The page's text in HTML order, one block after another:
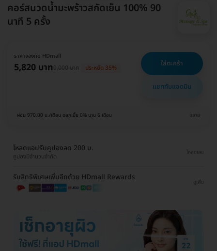
คอร์สนวดน้ำมะพร้าวสกัดเย็น 100% 90
นาที 5 ครั้ง
ราคาจองกับ HDmall
5,820 บาท9,000 บาท ประหยัด 35% ใส่ตะกร้า
แชทกับแอดมิน
ผ่อน 970.00 บ./เดือน ดอกเบี้ย 0% นาน 6 เดือน ขยาย
โหลดแอปรับคูปองลด 200 บ.
คูปองมีจำนวนจำกัด
โหลดเลย
รับสิทธิพิเศษเพิ่มอีกด้วย HDmall Rewards
ดูเพิ่ม